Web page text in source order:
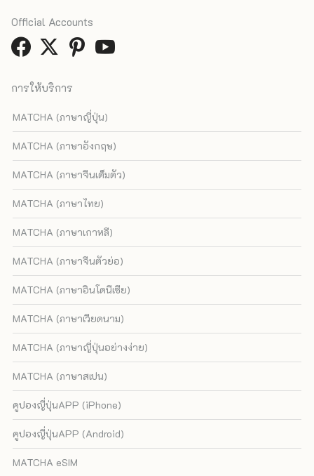
การให้บริการ
MATCHA (ภาษาญี่ปุ่น)
MATCHA (ภาษาอังกฤษ)
MATCHA (ภาษาจีนเต็มตัว)
MATCHA (ภาษาไทย)
MATCHA (ภาษาเกาหลี)
MATCHA (ภาษาจีนตัวย่อ)
MATCHA (ภาษาอินโดนีเซีย)
MATCHA (ภาษาเวียดนาม)
MATCHA (ภาษาญี่ปุ่นอย่างง่าย)
MATCHA (ภาษาสเปน)
คูปองญี่ปุ่นAPP (iPhone)
คูปองญี่ปุ่นAPP (Android)
MATCHA eSIM
Official Accounts